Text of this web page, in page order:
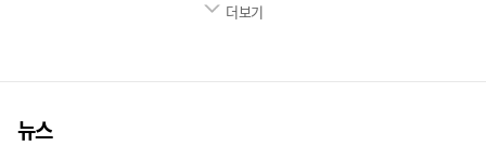
산부인과 난임 클리닉 전문의이자 비혼주의자 공태경 역으로
더보기
뉴스